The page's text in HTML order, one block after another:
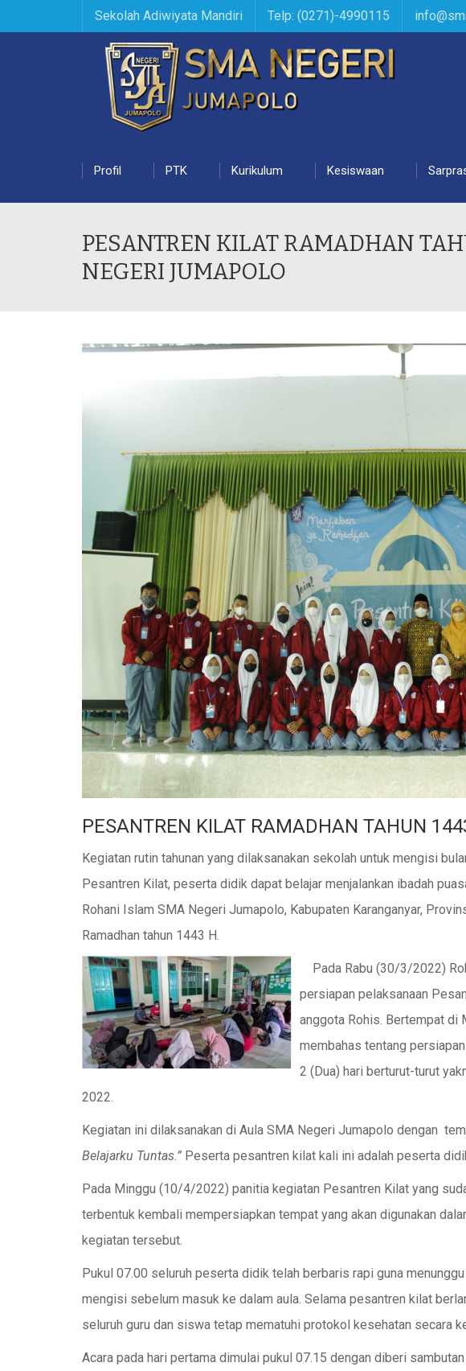
Sekolah Adiwiyata Mandiri Telp: (0271)-4990115
Profil PTK Kurikulum Kesiswaan
PESANTREN KILAT RAMADHAN
NEGERI JUMAPOLO
PESANTREN KILAT RAMADHAN TAHUN
Kegiatan rutin tahunan yang dilaksanakan sekolah untuk mengisi
Pesantren Kilat, peserta didik dapat belajar menjalankan ibadah
Rohani Islam SMA Negeri Jumapolo, Kabupaten Karanganyar,
Ramadhan tahun 1443 H.
Pada Rabu (30/3/2022)
persiapan pelaksanaan
anggota Rohis. Bertempat di
membahas tentang
2 (Dua) hari berturut-turut
2022.
Kegiatan ini dilaksanakan di Aula SMA Negeri Jumapolo dengan
Belajarku Tuntas.” Peserta pesantren kilat kali ini adalah peserta
Pada Minggu (10/4/2022) panitia kegiatan Pesantren Kilat yang
terbentuk kembali mempersiapkan tempat yang akan digunakan
kegiatan tersebut.
Pukul 07.00 seluruh peserta didik telah berbaris rapi guna menunggu
mengisi sebelum masuk ke dalam aula. Selama pesantren kilat
seluruh guru dan siswa tetap mematuhi protokol kesehatan secara
Acara pada hari pertama dimulai pukul 07.15 dengan diberi